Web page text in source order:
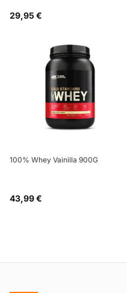
29,95 €
100% Whey Vainilla 900G
43,99 €